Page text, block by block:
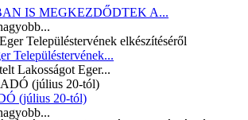
IS MEGKEZDŐDTEK A...
Településtervének...
Lakosságot Eger...
(július 20-tól)